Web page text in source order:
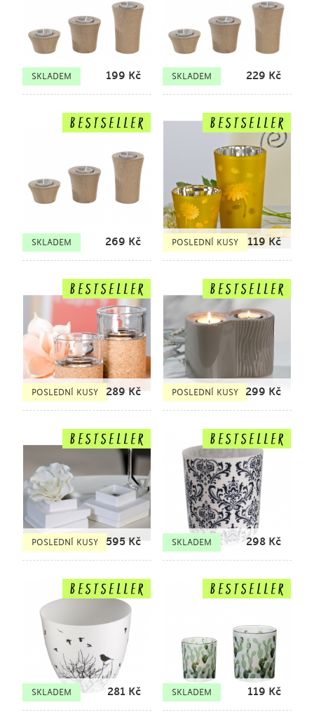
SKLADEM 199 Kč SKLADEM 229 Kč
SKLADEM 269 Kč POSLEDNÍ KUSY 119Kč
POSLEDNÍ KUSY 289Kč POSLEDNÍ KUSY 299 Kč
POSLEDNÍ KUSY 595 Kč SKLADEM 298 Kč
SKLADEM 281 Kč SKLADEM 119 Kč